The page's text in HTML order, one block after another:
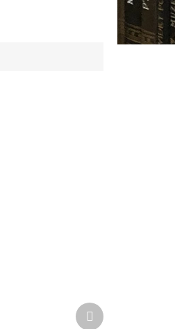
Další
produkt